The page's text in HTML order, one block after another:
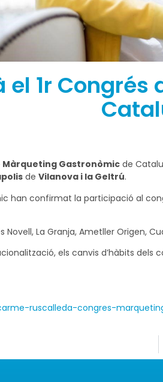
1r
Màrqueting Gastronòmic de
de Vilanova i la Geltrú.
confirmat la participació al
La Granja, Ametller Origen,
els canvis d’hàbits dels
ruscalleda-congres-